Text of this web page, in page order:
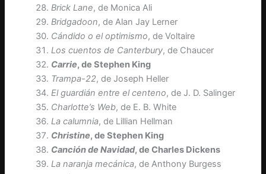
Brick Lane, de Monica Ali
Bridgadoon, de Alan Jay Lerner
Cándido o el optimismo, de Voltaire
Los cuentos de Canterbury, de Chaucer
Carrie, de Stephen King
Trampa-22, de Joseph Heller
El guardián entre el centeno, de J. D. Salinger
Charlotte’s Web, de E. B. White
La calumnia, de Lillian Hellman
Christine, de Stephen King
Canción de Navidad, de Charles Dickens
La naranja mecánica, de Anthony Burgess